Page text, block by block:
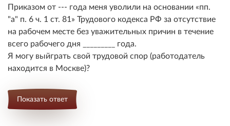
Приказом от --- года меня уволили на основании
пп.
"а" п. 6 ч. 1 ст. 81
Трудового кодекса РФ за отсутствие
на рабочем месте без уважительных причин в течение
всего рабочего дня _________ года.
Я могу выйграть свой трудовой спор (работодатель
находится в Москве)?
Показать ответ